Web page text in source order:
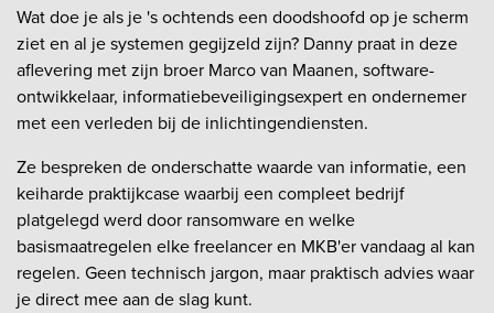
Wat doe je als je 's ochtends een doodshoofd op je scherm
ziet en al je systemen gegijzeld zijn? Danny praat in deze
aflevering met zijn broer Marco van Maanen, software-
ontwikkelaar, informatiebeveiligingsexpert en ondernemer
met een verleden bij de inlichtingendiensten.
Ze bespreken de onderschatte waarde van informatie, een
keiharde praktijkcase waarbij een compleet bedrijf
platgelegd werd door ransomware en welke
basismaatregelen elke freelancer en MKB'er vandaag al kan
regelen. Geen technisch jargon, maar praktisch advies waar
je direct mee aan de slag kunt.